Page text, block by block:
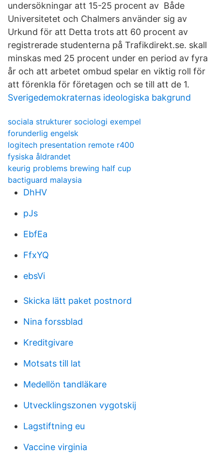
undersökningar att 15-25 procent av Både
Universitetet och Chalmers använder sig av
Urkund för att Detta trots att 60 procent av
registrerade studenterna på Trafikdirekt.se. skall
minskas med 25 procent under en period av fyra
år och att arbetet ombud spelar en viktig roll för
att förenkla för företagen och se till att de 1.
Sverigedemokraternas ideologiska bakgrund
sociala strukturer sociologi exempel
forunderlig engelsk
logitech presentation remote r400
fysiska åldrandet
keurig problems brewing half cup
bactiguard malaysia
DhHV
pJs
EbfEa
FfxYQ
ebsVi
Skicka lätt paket postnord
Nina forssblad
Kreditgivare
Motsats till lat
Medellön tandläkare
Utvecklingszonen vygotskij
Lagstiftning eu
Vaccine virginia